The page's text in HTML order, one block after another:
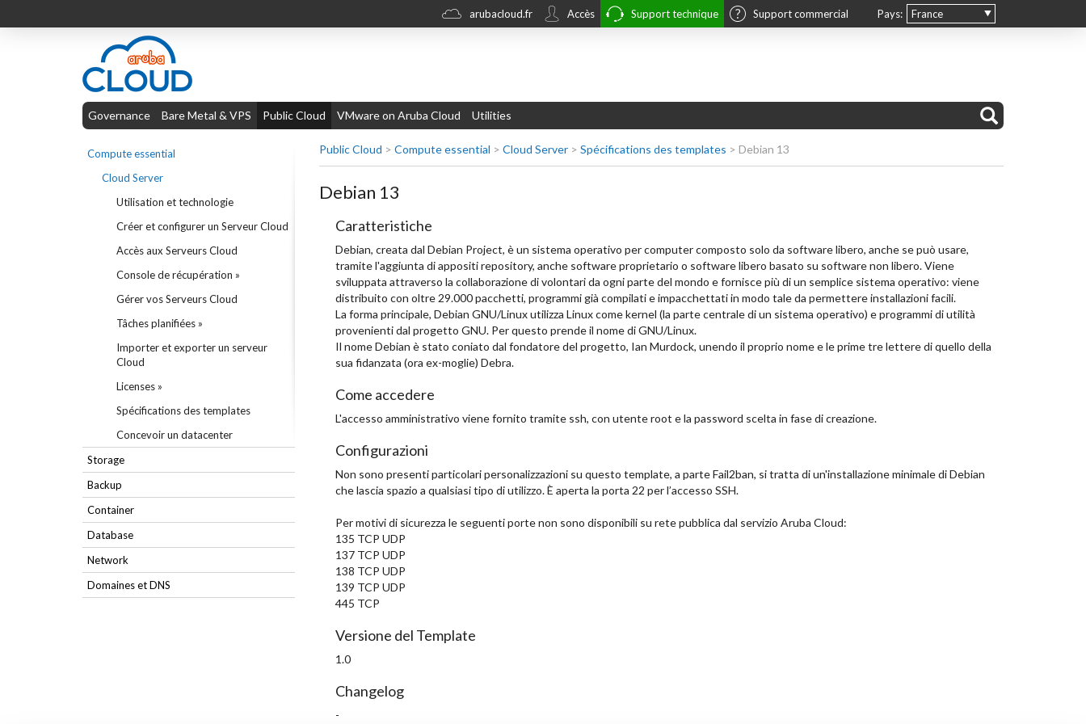
Pays: France
arubacloud.fr Accès Support technique Support commercial
Governance Bare Metal & VPS Public Cloud VMware on Aruba Cloud Utilities
Compute essential
Cloud Server
Utilisation et technologie
Créer et configurer un Serveur Cloud
Accès aux Serveurs Cloud
Console de récupération »
Gérer vos Serveurs Cloud
Tâches planifiées »
Importer et exporter un serveur
Cloud
Licenses »
Spécifications des templates
Concevoir un datacenter
Storage
Backup
Container
Database
Network
Domaines et DNS
Public Cloud > Compute essential > Cloud Server> Spécifications des templates > Debian 13
Debian 13
Caratteristiche
Debian, creata dal Debian Project, è un sistema operativo per computer composto solo da software libero, anche se può usare,
tramite l'aggiunta di appositi repository, anche software proprietario o software libero basato su software non libero. Viene
sviluppata attraverso la collaborazione di volontari da ogni parte del mondo e fornisce più di un semplice sistema operativo: viene
distribuito con oltre 29.000 pacchetti, programmi già compilati e impacchettati in modo tale da permettere installazioni facili.
La forma principale, Debian GNU/Linux utilizza Linux come kernel (la parte centrale di un sistema operativo) e programmi di utilità
provenienti dal progetto GNU. Per questo prende il nome di GNU/Linux.
Il nome Debian è stato coniato dal fondatore del progetto, Ian Murdock, unendo il proprio nome e le prime tre lettere di quello della
sua fidanzata (ora ex-moglie) Debra.
Come accedere
L'accesso amministrativo viene fornito tramite ssh, con utente root e la password scelta in fase di creazione.
Configurazioni
Non sono presenti particolari personalizzazioni su questo template, a parte Fail2ban, si tratta di un'installazione minimale di Debian
che lascia spazio a qualsiasi tipo di utilizzo. È aperta la porta 22 per l’accesso SSH.
Per motivi di sicurezza le seguenti porte non sono disponibili su rete pubblica dal servizio Aruba Cloud:
135 TCP UDP
137 TCP UDP
138 TCP UDP
139 TCP UDP
445 TCP
Versione del Template
1.0
Changelog
-